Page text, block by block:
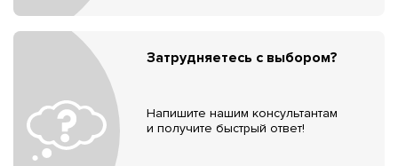
Затрудняетесь с выбором?
Напишите нашим консультантам
и получите быстрый ответ!